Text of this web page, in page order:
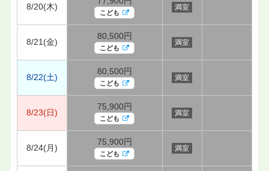
8/20(木)
こども
満室
8/21(金)
80,500円
こども
満室
8/22(土)
80,500円
こども
満室
8/23(日)
75,900円
こども
満室
8/24(月)
75,900円
こども
満室